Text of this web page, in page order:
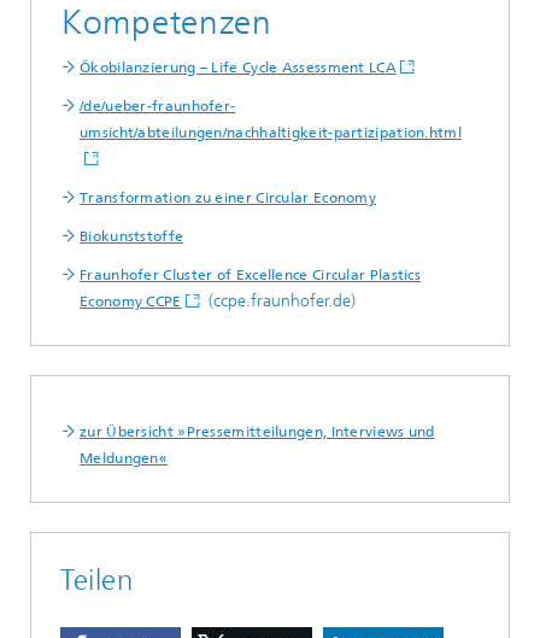
Kompetenzen
Ökobilanzierung – Life Cycle Assessment LCA
/de/ueber-fraunhofer-
umsicht/abteilungen/nachhaltigkeit-partizipation.html
Transformation zu einer Circular Economy
Biokunststoffe
Fraunhofer Cluster of Excellence Circular Plastics
Economy CCPE
(ccpe.fraunhofer.de)
zur Übersicht »Pressemitteilungen, Interviews und
Meldungen«
Teilen